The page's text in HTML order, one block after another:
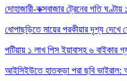
দোহাজারী-কক্সবাজার ট্রেনের গতি
ধোপাছড়িতে মায়ের পরকীয়ার দৃশ্য
পটিয়ায় ১ লাখ পিস ইয়াবাসহ ৬ বাইকার
আইসিইউতে হাতকড়া পরা ছবি ভাইরাল: